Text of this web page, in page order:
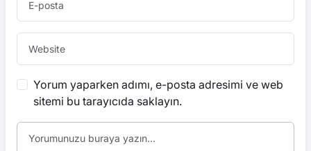
Yorum yaparken adımı, e-posta adresimi ve web
sitemi bu tarayıcıda saklayın.